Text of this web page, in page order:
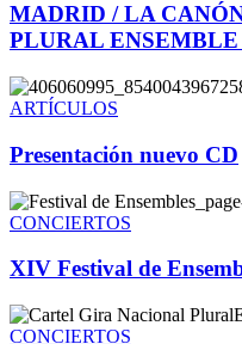
MADRID / LA
PLURAL ENSEMBLE
ARTÍCULOS
Presentación nuevo CD
CONCIERTOS
XIV Festival de
CONCIERTOS